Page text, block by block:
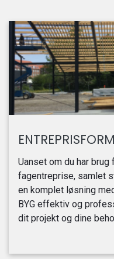
Uanset om du har
fagentreprise, samlet
en komplet løsning
BYG effektiv og
dit projekt og dine